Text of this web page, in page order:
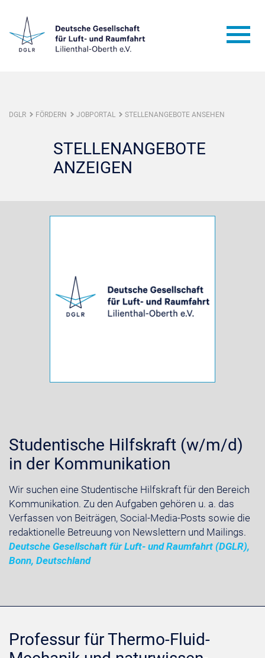
DGLR FÖRDERN JOBPORTAL STELLENANGEBOTE ANSEHEN
STELLENANGEBOTE
ANZEIGEN
Studentische Hilfskraft (w/m/d)
in der Kommunikation
Wir suchen eine Studentische Hilfskraft für den Bereich
Kommunikation. Zu den Aufgaben gehören u. a. das
Verfassen von Beiträgen, Social-Media-Posts sowie die
redaktionelle Betreuung von Newslettern und Mailings.
Deutsche Gesellschaft für Luft- und Raumfahrt (DGLR),
Bonn, Deutschland
Professur für Thermo-Fluid-